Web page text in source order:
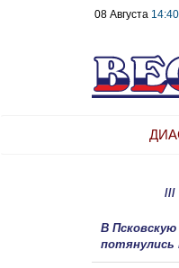
08 Августа 14:40
///
В
потянулись